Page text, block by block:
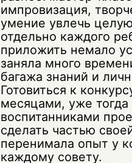
импровизация,
умение увлечь
отдельно каждого
приложить немало
заняла много
багажа знаний и
Готовиться к
месяцами, уже
воспитанниками
сделать частью
перенимала опыт у
каждому совету.